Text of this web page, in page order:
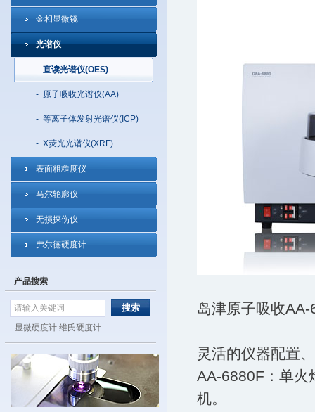
金相显微镜
光谱仪
- 直读光谱仪(OES)
- 原子吸收光谱仪(AA)
- 等离子体发射光谱仪(ICP)
- X荧光光谱仪(XRF)
表面粗糙度仪
马尔轮廓仪
无损探伤仪
弗尔德硬度计
产品搜索
显微硬度计 维氏硬度计
岛津原子吸收
灵活的仪器配置
AA-6880F：单火
机。